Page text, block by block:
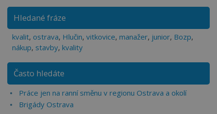
Hledané fráze
kvalit, ostrava, Hlučin, vitkovice, manažer, junior, Bozp,
nákup, stavby, kvality
Často hledáte
Práce jen na ranní směnu v regionu Ostrava a okolí
Brigády Ostrava